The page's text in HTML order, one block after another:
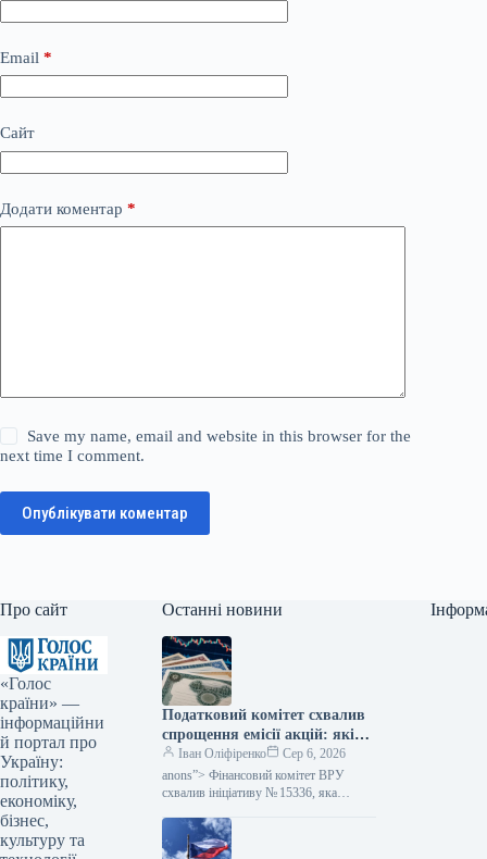
Email *
Сайт
Додати коментар *
Save my name, email and website in this browser for the
next time I comment.
Опублікувати коментар
Про сайт
«Голос
країни» —
інформаційни
й портал про
Україну:
політику,
економіку,
бізнес,
культуру та
Останні новини
Податковий комітет схвалив
спрощення емісії акцій: які
зміни очікуються — Мінфін
Іван Оліфіренко
Сер 6, 2026
anons”> Фінансовий комітет ВРУ
схвалив ініціативу № 15336, яка
цінних паперів. Цей акт покликаний
скоротити бюрократичні перешкоди,…